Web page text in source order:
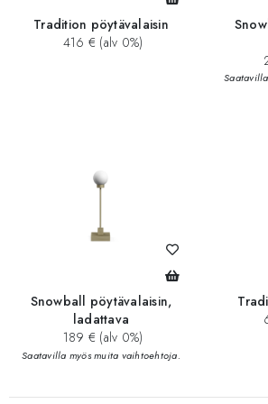
Tradition pöytävalaisin
416 € (alv 0%)
Snowball pöytävalaisin,
ladattava
189 € (alv 0%)
Saatavilla myös muita vaihtoehtoja.